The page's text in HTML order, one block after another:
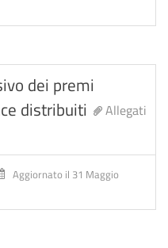
dei premi
distribuiti
Allegati
Aggiornato il 31 Maggio